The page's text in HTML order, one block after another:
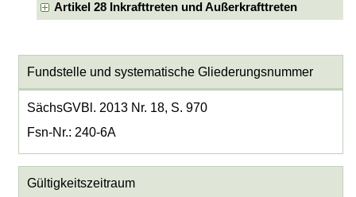
Artikel 28 Inkrafttreten und Außerkrafttreten
Fundstelle und systematische Gliederungsnummer
SächsGVBl. 2013 Nr. 18, S. 970
Fsn-Nr.: 240-6A
Gültigkeitszeitraum